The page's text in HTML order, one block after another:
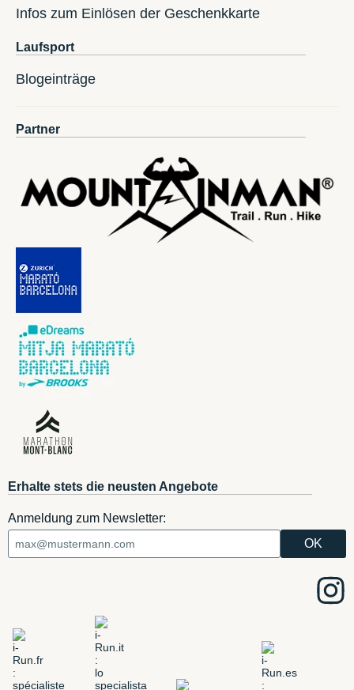
Infos zum Einlösen der Geschenkkarte
Laufsport
Blogeinträge
Partner
Erhalte stets die neusten Angebote
Anmeldung zum Newsletter: